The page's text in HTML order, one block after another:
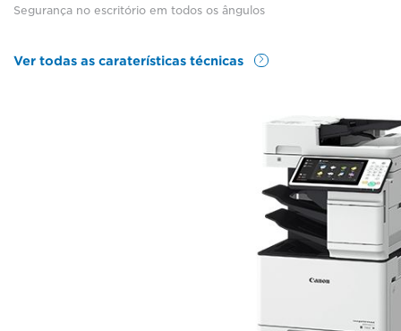
Segurança no escritório em todos os ângulos
Ver todas as caraterísticas técnicas